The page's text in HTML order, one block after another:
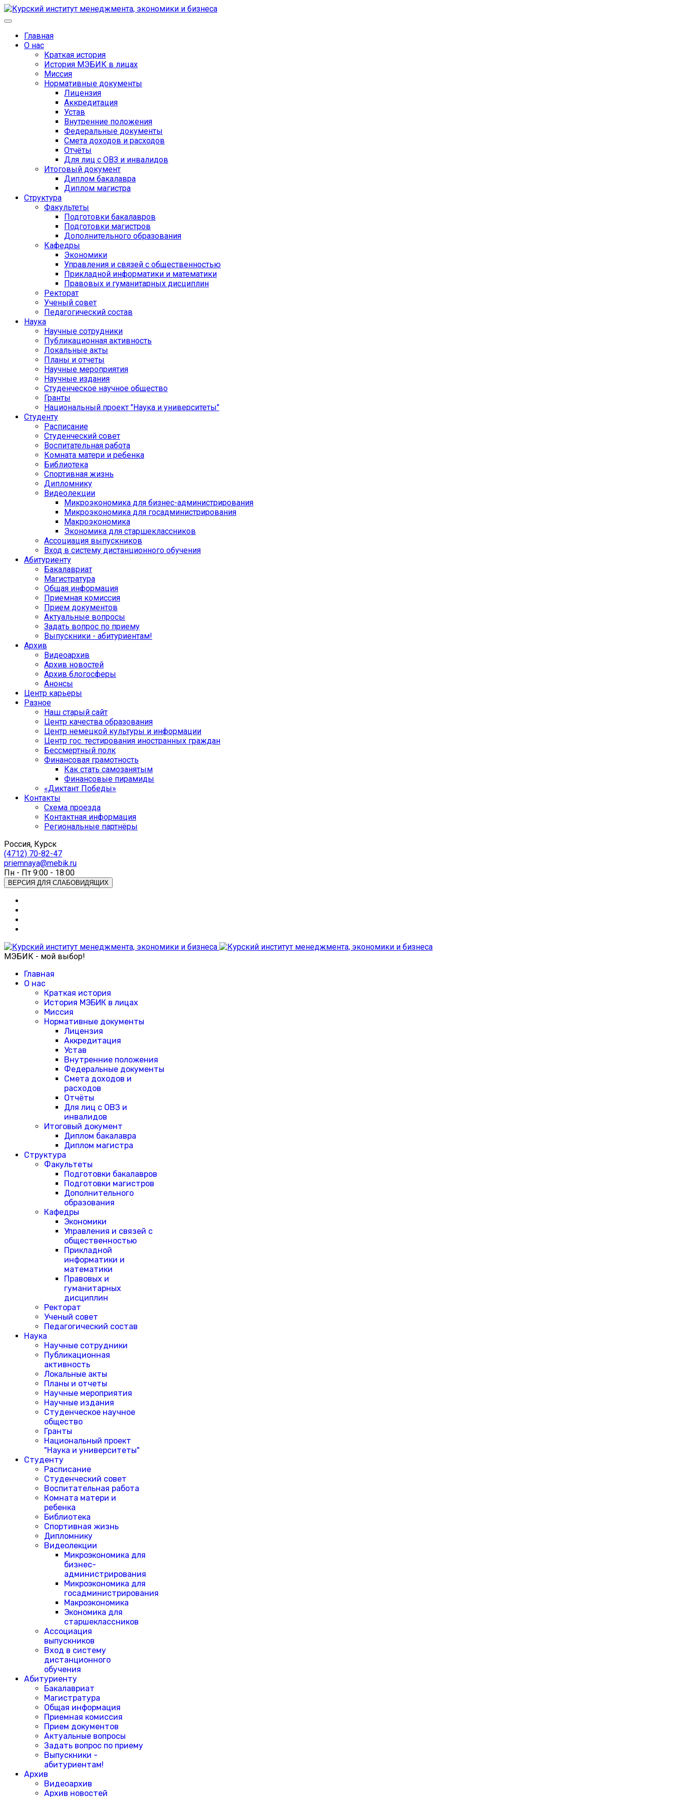
Главная
О нас
Краткая история
История МЭБИК в лицах
Миссия
Нормативные документы
Лицензия
Аккредитация
Устав
Внутренние положения
Федеральные документы
Смета доходов и расходов
Отчёты
Для лиц с ОВЗ и инвалидов
Итоговый документ
Диплом бакалавра
Диплом магистра
Структура
Факультеты
Подготовки бакалавров
Подготовки магистров
Дополнительного образования
Кафедры
Экономики
Управления и связей с общественностью
Прикладной информатики и математики
Правовых и гуманитарных дисциплин
Ректорат
Ученый совет
Педагогический состав
Наука
Научные сотрудники
Публикационная активность
Локальные акты
Планы и отчеты
Научные мероприятия
Научные издания
Студенческое научное общество
Гранты
Национальный проект "Наука и университеты"
Студенту
Расписание
Студенческий совет
Воспитательная работа
Комната матери и ребенка
Библиотека
Спортивная жизнь
Дипломнику
Видеолекции
Микроэкономика для бизнес-администрирования
Микроэкономика для госадминистрирования
Макроэкономика
Экономика для старшеклассников
Ассоциация выпускников
Вход в систему дистанционного обучения
Абитуриенту
Бакалавриат
Магистратура
Общая информация
Приемная комиссия
Прием документов
Актуальные вопросы
Задать вопрос по приему
Выпускники - абитуриентам!
Архив
Видеоархив
Архив новостей
Архив блогосферы
Анонсы
Центр карьеры
Разное
Наш старый сайт
Центр качества образования
Центр немецкой культуры и информации
Центр гос. тестирования иностранных граждан
Бессмертный полк
Финансовая грамотность
Как стать самозанятым
Финансовые пирамиды
«Диктант Победы»
Контакты
Схема проезда
Контактная информация
Региональные партнёры
Россия, Курск
(4712) 70-82-47
priemnaya@mebik.ru
Пн - Пт 9:00 - 18:00
ВЕРСИЯ ДЛЯ СЛАБОВИДЯЩИХ
МЭБИК - мой выбор!
Главная
О нас
Краткая история
История МЭБИК в лицах
Миссия
Нормативные документы
Лицензия
Аккредитация
Устав
Внутренние положения
Федеральные документы
Смета доходов и
расходов
Отчёты
Для лиц с ОВЗ и
инвалидов
Итоговый документ
Диплом бакалавра
Диплом магистра
Структура
Факультеты
Подготовки бакалавров
Подготовки магистров
Дополнительного
образования
Кафедры
Экономики
Управления и связей с
общественностью
Прикладной
информатики и
математики
Правовых и
гуманитарных
дисциплин
Ректорат
Ученый совет
Педагогический состав
Наука
Научные сотрудники
Публикационная
активность
Локальные акты
Планы и отчеты
Научные мероприятия
Научные издания
Студенческое научное
общество
Гранты
Национальный проект
"Наука и университеты"
Студенту
Расписание
Студенческий совет
Воспитательная работа
Комната матери и
ребенка
Библиотека
Спортивная жизнь
Дипломнику
Видеолекции
Микроэкономика для
бизнес-
администрирования
Микроэкономика для
госадминистрирования
Макроэкономика
Экономика для
старшеклассников
Ассоциация
выпускников
Вход в систему
дистанционного
обучения
Абитуриенту
Бакалавриат
Магистратура
Общая информация
Приемная комиссия
Прием документов
Актуальные вопросы
Задать вопрос по приему
Выпускники -
абитуриентам!
Архив
Видеоархив
Архив новостей